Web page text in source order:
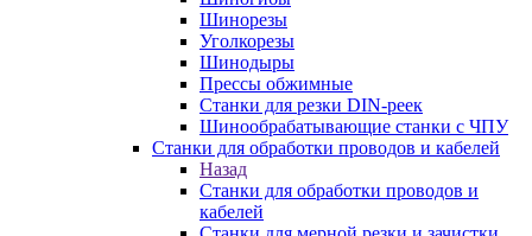
Шинорезы
Уголкорезы
Шинодыры
Прессы обжимные
Станки для резки DIN-реек
Шинообрабатывающие станки с ЧПУ
Станки для обработки проводов и кабелей
Назад
Станки для обработки проводов и
кабелей